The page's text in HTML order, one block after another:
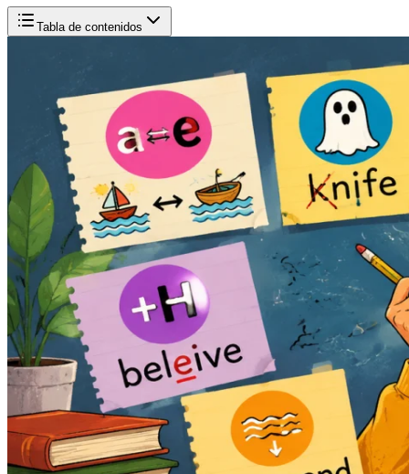
Tabla de contenidos